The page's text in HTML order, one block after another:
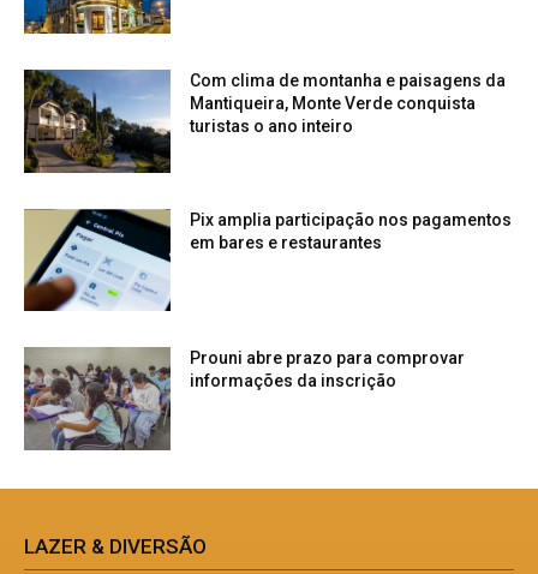
Com clima de montanha e paisagens da
Mantiqueira, Monte Verde conquista
turistas o ano inteiro
Pix amplia participação nos pagamentos
em bares e restaurantes
Prouni abre prazo para comprovar
informações da inscrição
LAZER & DIVERSÃO